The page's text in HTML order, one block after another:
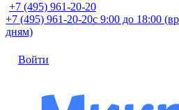
+7 (495) 961-20-20
+7 (495) 961-20-20с 9:00 до 18:00
дням)
Войти